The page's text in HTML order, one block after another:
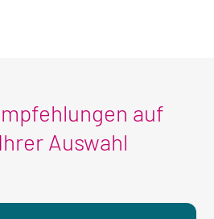
auf
Auswahl